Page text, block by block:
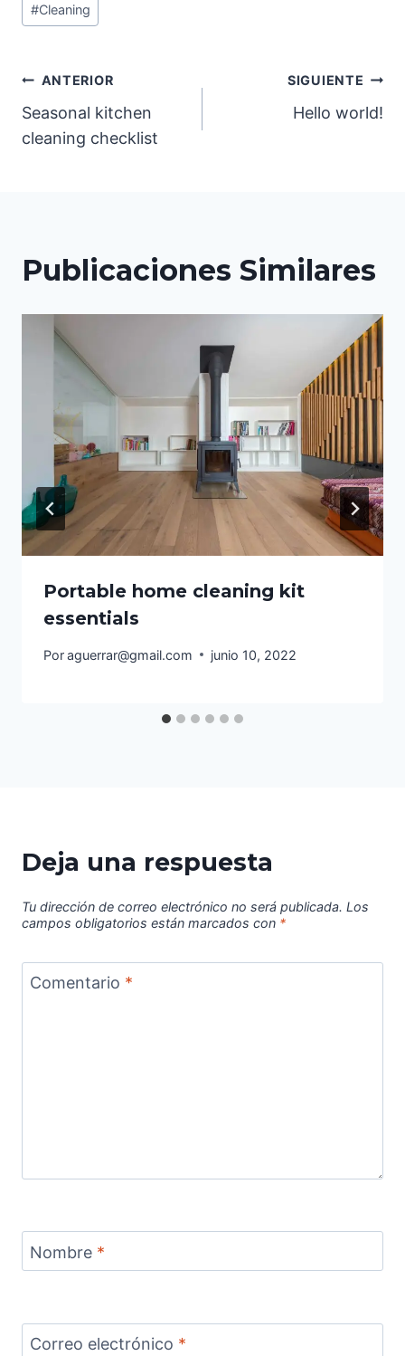
de
entrada:
#Cleaning
Navegación
de
ANTERIOR
Seasonal kitchen
cleaning checklist
SIGUIENTE
Hello world!
Publicaciones Similares
Portable home cleaning kit
essentials
Poraguerrar@gmail.com junio 10, 2022
Deja una respuesta
Tu dirección de correo electrónico no será publicada. Los
campos obligatorios están marcados con *
Comentario *
Nombre *
Correo electrónico *